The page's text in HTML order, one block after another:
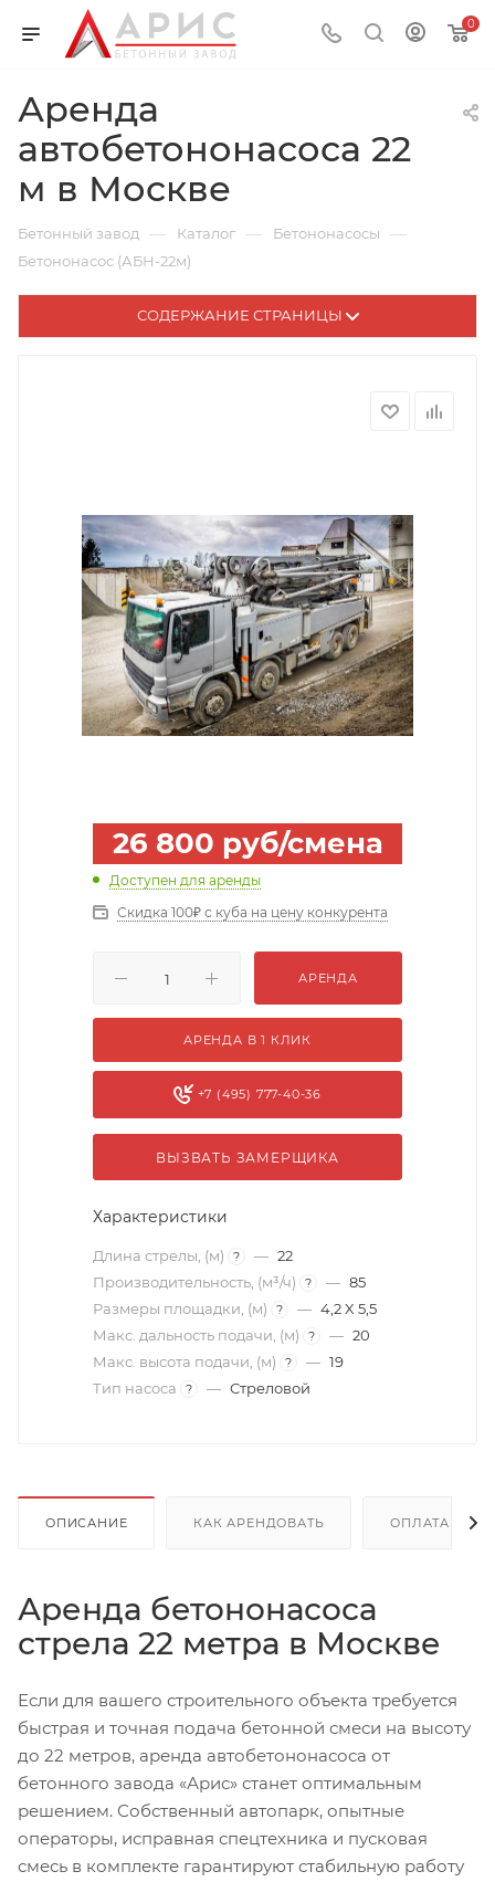
0
Аренда
автобетононасоса 22
м в Москве
Бетонный завод — Каталог — Бетононасосы —
Бетононасос (АБН-22м)
СОДЕРЖАНИЕ СТРАНИЦЫ
26 800 руб/смена
Доступен для аренды
Скидка 100₽ с куба на цену конкурента
АРЕНДА
АРЕНДА В 1 КЛИК
+7 (495) 777-40-36
ВЫЗВАТЬ ЗАМЕРЩИКА
Характеристики
Длина стрелы, (м) ? — 22
Производительность, (м³/ч)
? — 85
Размеры площадки, (м)
? — 4,2 X 5,5
Макс. дальность подачи, (м)
? — 20
Макс. высота подачи, (м)
? — 19
Тип насоса
? — Стреловой
ОПИСАНИЕ КАК АРЕНДОВАТЬ ОПЛАТА
Аренда бетононасоса
стрела 22 метра в Москве
Если для вашего строительного объекта требуется
быстрая и точная подача бетонной смеси на высоту
до 22 метров, аренда автобетононасоса от
бетонного завода «Арис» станет оптимальным
решением. Собственный автопарк, опытные
операторы, исправная спецтехника и пусковая
смесь в комплекте гарантируют стабильную работу